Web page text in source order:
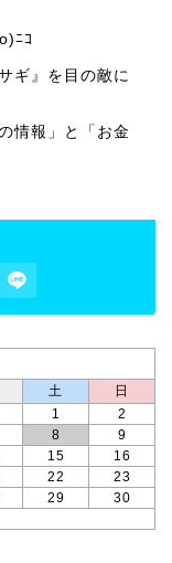
ﾆｺ
ギ』を目の敵に
情報」と「お金
土
日
1
2
8
9
15
16
22
23
29
30